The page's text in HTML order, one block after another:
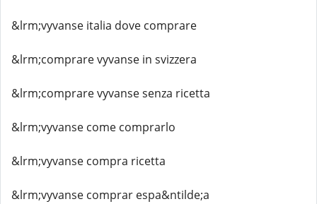
&lrm;vyvanse italia dove comprare
&lrm;comprare vyvanse in svizzera
&lrm;comprare vyvanse senza ricetta
&lrm;vyvanse come comprarlo
&lrm;vyvanse compra ricetta
&lrm;vyvanse comprar espa&ntilde;a